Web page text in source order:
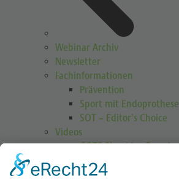
Webinar Archiv
Newsletter
Fachinformationen
Prävention
Sport mit Endoprothese
SOT – Editor’s Choice
Videos
GOTS Shoulder Guard
Schulterübungen
Höhenmedizin